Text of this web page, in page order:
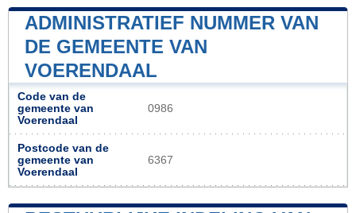
ADMINISTRATIEF NUMMER VAN
DE GEMEENTE VAN
VOERENDAAL
Code van de
gemeente van
Voerendaal
0986
Postcode van de
gemeente van
Voerendaal
6367